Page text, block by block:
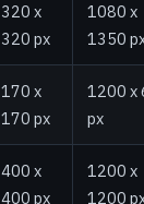
320 x
320 px
1080 x
1350
170 x
170 px
1200 x
px
400 x
400 px
1200 x
1200